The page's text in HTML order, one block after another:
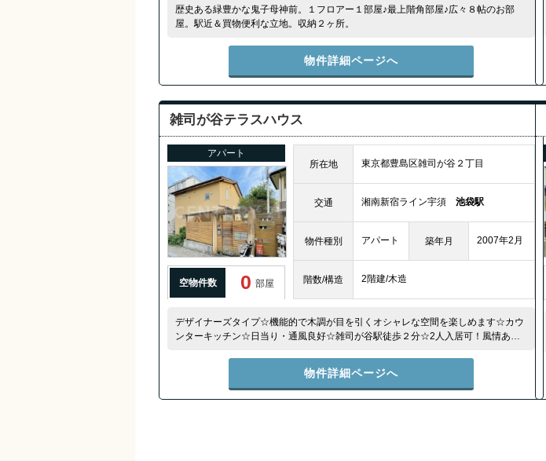
歴史ある緑豊かな鬼子母神前。１フロアー１部屋♪最上階角部屋♪広々８帖のお部
屋。駅近＆買物便利な立地。収納２ヶ所。
物件詳細ページへ
雑司が谷テラスハウス
アパート
空物件数 0 部屋
所在地 東京都豊島区雑司が谷２丁目
交通 湘南新宿ライン宇須 池袋駅
物件種別 アパート 築年月 2007年2月
階数/構造 2階建/木造
デザイナーズタイプ☆機能的で木調が目を引くオシャレな空間を楽しめます☆カウ
ンターキッチン☆日当り・通風良好☆雑司が谷駅徒歩２分☆2人入居可！風情ある雑
物件詳細ページへ